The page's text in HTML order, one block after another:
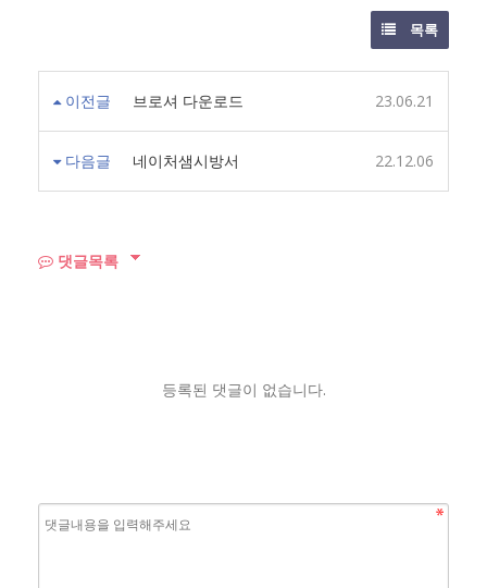
목록
이전글 브로셔 다운로드 23.06.21
다음글 네이처샘시방서 22.12.06
댓글목록
등록된 댓글이 없습니다.